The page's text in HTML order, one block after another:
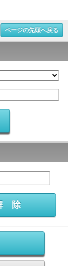
ページの先頭へ戻る